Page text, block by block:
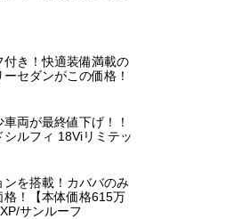
付き！快適装備満載の
セダンがこの価格！
両が最終値下げ！！
シルフィ 18Viリミテッ
ンを搭載！カババのみ
格！【本体価格615万
サンルーフ